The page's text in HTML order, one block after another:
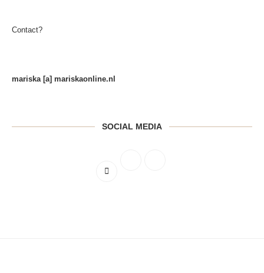
Contact?
mariska [a] mariskaonline.nl
SOCIAL MEDIA